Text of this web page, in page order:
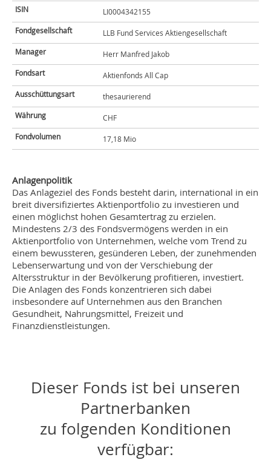
ISIN
LI0004342155
Fondgesellschaft
LLB Fund Services Aktiengesellschaft
Manager
Herr Manfred Jakob
Fondsart
Aktienfonds All Cap
Ausschüttungsart
thesaurierend
Währung
CHF
Fondvolumen
17,18 Mio
Anlagenpolitik
Das Anlageziel des Fonds besteht darin, international in ein
breit diversifiziertes Aktienportfolio zu investieren und
einen möglichst hohen Gesamtertrag zu erzielen.
Mindestens 2/3 des Fondsvermögens werden in ein
Aktienportfolio von Unternehmen, welche vom Trend zu
einem bewussteren, gesünderen Leben, der zunehmenden
Lebenserwartung und von der Verschiebung der
Altersstruktur in der Bevölkerung profitieren, investiert.
Die Anlagen des Fonds konzentrieren sich dabei
insbesondere auf Unternehmen aus den Branchen
Gesundheit, Nahrungsmittel, Freizeit und
Finanzdienstleistungen.
Dieser Fonds ist bei unseren
Partnerbanken
zu folgenden Konditionen
verfügbar: